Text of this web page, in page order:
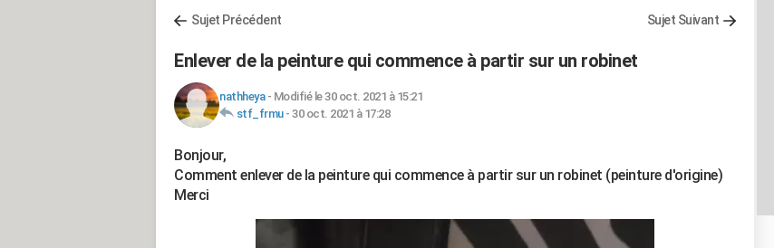
Sujet Précédent Sujet Suivant
Enlever de la peinture qui commence à partir sur un robinet
nathheya- Modifié le 30 oct. 2021 à 15:21
stf_frmu- 30 oct. 2021 à 17:28
Bonjour,
Comment enlever de la peinture qui commence à partir sur un robinet (peinture d'origine)
Merci